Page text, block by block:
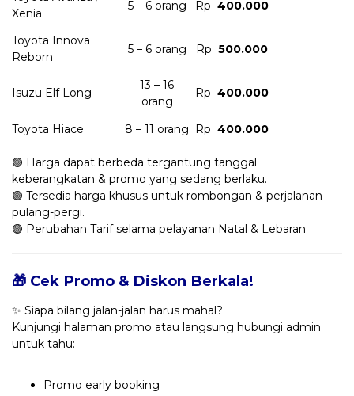
Xenia
5 – 6 orang Rp 400.000
Toyota Innova
Reborn
5 – 6 orang Rp 500.000
Isuzu Elf Long
13 – 16
orang
Rp 400.000
Toyota Hiace 8 – 11 orang Rp 400.000
🟢 Harga dapat berbeda tergantung tanggal
keberangkatan & promo yang sedang berlaku.
🟢 Tersedia harga khusus untuk rombongan & perjalanan
pulang-pergi.
🟢 Perubahan Tarif selama pelayanan Natal & Lebaran
🎁 Cek Promo & Diskon Berkala!
✨ Siapa bilang jalan-jalan harus mahal?
Kunjungi halaman promo atau langsung hubungi admin
untuk tahu:
Promo early booking